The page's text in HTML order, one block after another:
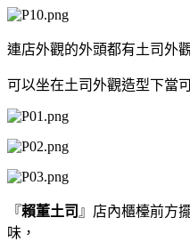
連店外觀的外頭都有土司外
可以坐在土司外觀造型下當
『賴董土司 』 店內櫃檯前方
味，